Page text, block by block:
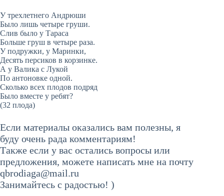
У трехлетнего Андрюши
Было лишь четыре груши.
Слив было у Тараса
Больше груш в четыре раза.
У подружки, у Маринки,
Десять персиков в корзинке.
А у Валика с Лукой
По антоновке одной.
Сколько всех плодов подряд
Было вместе у ребят?
(32 плода)
Если материалы оказались вам полезны, я
буду очень рада комментариям!
Также если у вас остались вопросы или
предложения, можете написать мне на почту
qbrodiaga@mail.ru
Занимайтесь с радостью! )